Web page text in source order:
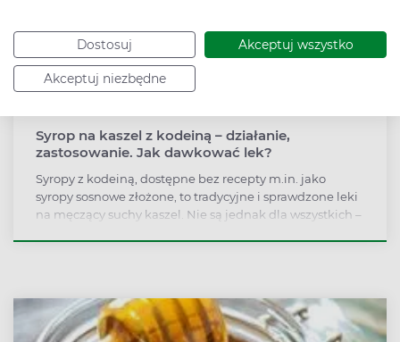
Dostosuj Akceptuj wszystko
Akceptuj niezbędne
Syrop na kaszel z kodeiną – działanie,
zastosowanie. Jak dawkować lek?
Syropy z kodeiną, dostępne bez recepty m.in. jako
syropy sosnowe złożone, to tradycyjne i sprawdzone leki
na męczący suchy kaszel. Nie są jednak dla wszystkich –